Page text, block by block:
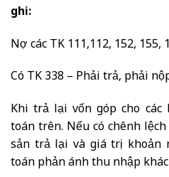
ghi:
Nợ các TK 111,112, 152,
Có TK 338 – Phải trả, phải
Khi trả lại vốn góp cho
toán trên. Nếu có chênh
sản trả lại và giá trị khoản
toán phản ánh thu nhập